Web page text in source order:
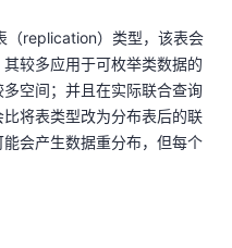
（replication）类型，该表会
较多应用于可枚举类数据的
空间；并且在实际联合查询
将表类型改为分布表后的联
会产生数据重分布，但每个